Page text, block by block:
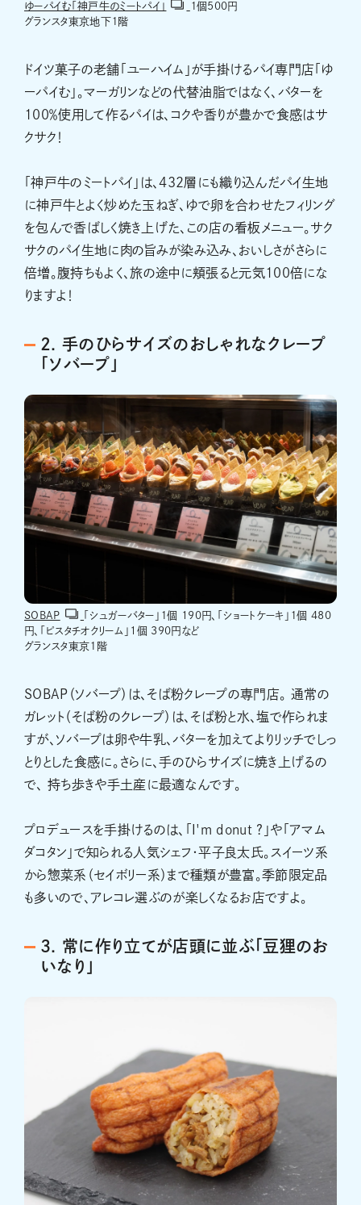
ゆーパイむ「神戸牛のミートパイ」
１個500円
グランスタ東京地下１階
ドイツ菓子の老舗「ユーハイム」が手掛けるパイ専門店「ゆ
ーパイむ」。マーガリンなどの代替油脂ではなく、バターを
100％使用して作るパイは、コクや香りが豊かで食感はサ
クサク！
「神戸牛のミートパイ」は、432層にも織り込んだパイ生地
に神戸牛とよく炒めた玉ねぎ、ゆで卵を合わせたフィリング
を包んで香ばしく焼き上げた、この店の看板メニュー。サク
サクのパイ生地に肉の旨みが染み込み、おいしさがさらに
倍増。腹持ちもよく、旅の途中に頬張ると元気100倍にな
りますよ！
2. 手のひらサイズのおしゃれなクレープ
「ソバープ」
SOBAP
「シュガーバター」１個 190円、「ショートケーキ」１個 480
円、「ピスタチオクリーム」1個 390円など
グランスタ東京１階
SOBAP（ソバープ）は、そば粉クレープの専門店。 通常の
ガレット（そば粉のクレープ）は、そば粉と水、塩で作られま
すが、ソバープは卵や牛乳、バターを加えてよりリッチでしっ
とりとした食感に。さらに、手のひらサイズに焼き上げるの
で、 持ち歩きや手土産に最適なんです。
プロデュースを手掛けるのは、「I'm donut ?」や「アマム
ダコタン」で知られる人気シェフ・平子良太氏。スイーツ系
から惣菜系（セイボリー系）まで種類が豊富。季節限定品
も多いので、アレコレ選ぶのが楽しくなるお店ですよ。
3. 常に作り立てが店頭に並ぶ「豆狸のお
いなり」